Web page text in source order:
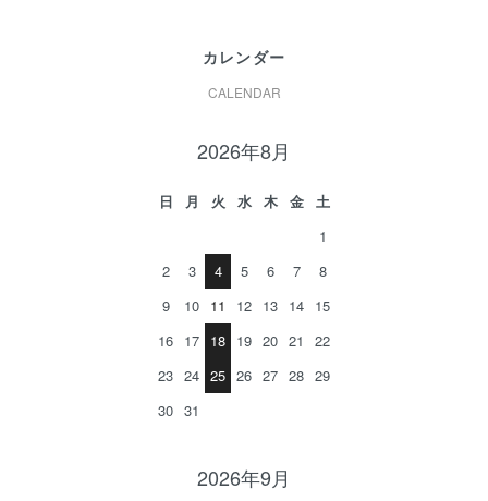
カレンダー
CALENDAR
2026年8月
日 月 火 水 木 金
土
1
2
3 4 5 6 7
8
9
10 11 12 13 14 15
16 17 18 19 20 21
22
23 24 25 26 27 28 29
30 31
2026年9月